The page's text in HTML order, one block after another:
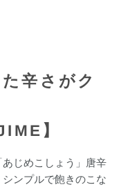
辛さがク
】
じめこしょう」唐辛
ンプルで飽きのこな